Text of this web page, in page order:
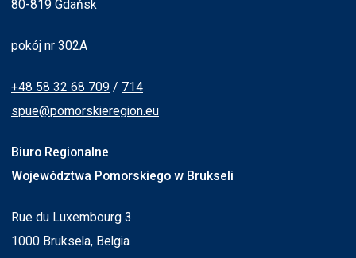
80-819 Gdańsk
pokój nr 302A
+48 58 32 68 709 / 714
spue@pomorskieregion.eu
Biuro Regionalne
Województwa Pomorskiego w Brukseli
Rue du Luxembourg 3
1000 Bruksela, Belgia